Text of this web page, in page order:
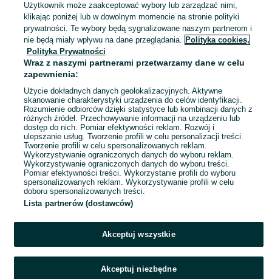
Bydgoszcz
01 sierpnia 2026
2 100 zł
Bydgoszcz
01 sierpnia 2026
1 2 3
Użytkownik może zaakceptować wybory lub zarządzać nimi,
klikając poniżej lub w dowolnym momencie na stronie polityki
prywatności. Te wybory będą sygnalizowane naszym partnerom i
nie będą miały wpływu na dane przeglądania. Polityka cookies,
Polityka Prywatności
Wraz z naszymi partnerami przetwarzamy dane w celu
zapewnienia:
Użycie dokładnych danych geolokalizacyjnych. Aktywne
skanowanie charakterystyki urządzenia do celów identyfikacji.
Rozumienie odbiorców dzięki statystyce lub kombinacji danych z
różnych źródeł. Przechowywanie informacji na urządzeniu lub
dostęp do nich. Pomiar efektywności reklam. Rozwój i
ulepszanie usług. Tworzenie profili w celu personalizacji treści.
Tworzenie profili w celu spersonalizowanych reklam.
Wykorzystywanie ograniczonych danych do wyboru reklam.
Wykorzystywanie ograniczonych danych do wyboru treści.
Pomiar efektywności treści. Wykorzystanie profili do wyboru
spersonalizowanych reklam. Wykorzystywanie profili w celu
doboru spersonalizowanych treści.
Lista partnerów (dostawców)
Akceptuj wszystkie
Akceptuj niezbędne